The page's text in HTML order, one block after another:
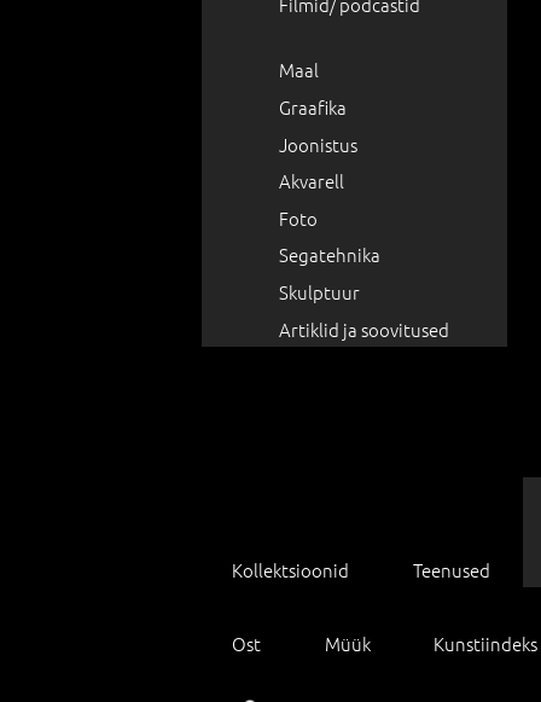
Maal
Graafika
Joonistus
Akvarell
Foto
Segatehnika
Skulptuur
Artiklid ja soovitused
Kollektsioonid Teenused
Ost Müük Kunstiindeks